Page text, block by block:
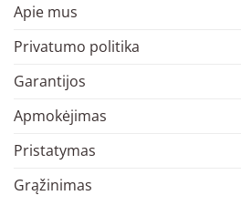
Apie mus
Privatumo politika
Garantijos
Apmokėjimas
Pristatymas
Grąžinimas